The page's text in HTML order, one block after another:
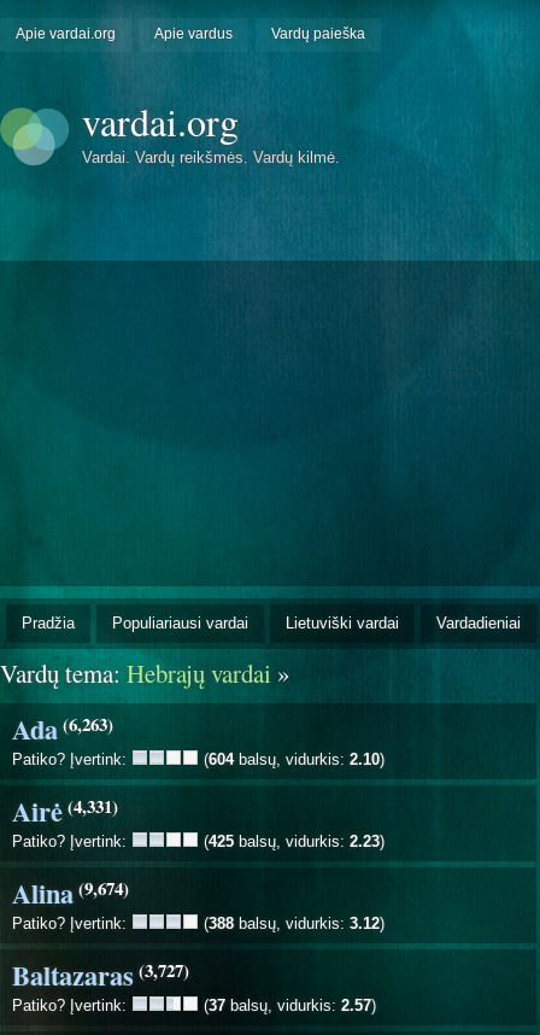
Apie vardai.org Apie vardus Vardų paieška
vardai.org
Vardai. Vardų reikšmės. Vardų kilmė.
Pradžia Populiariausi vardai Lietuviški vardai Vardadieniai
Vardų tema: Hebrajų vardai »
Ada(6,263)
Patiko? Įvertink: (604balsų, vidurkis: 2.10)
Airė(4,331)
Patiko? Įvertink: (425 balsų, vidurkis: 2.23)
Alina(9,674)
Patiko? Įvertink: (388 balsų, vidurkis: 3.12)
Baltazaras (3,727)
Patiko? Įvertink: (37 balsų, vidurkis: 2.57)